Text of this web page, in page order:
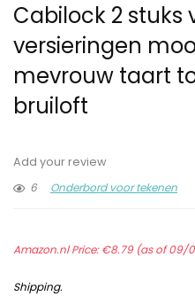
Cabilock 2
versieringen
mevrouw taart
bruiloft
Add your review
6
Onderbord voor tekenen
Amazon.nl Price:€8.79(as of 09/
Shipping.